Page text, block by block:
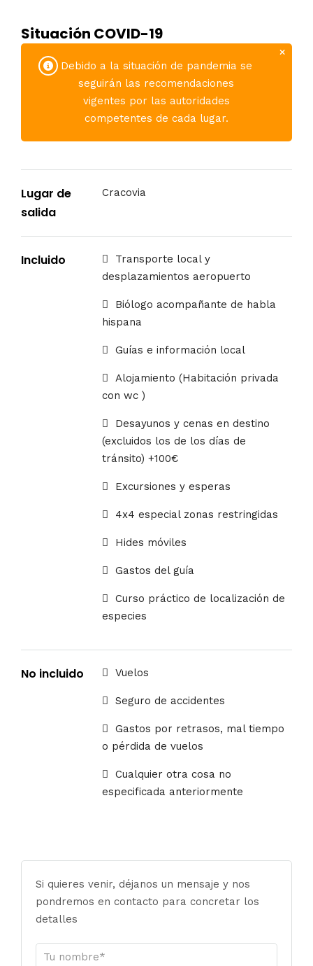
Situación COVID-19
Debido a la situación de pandemia se
seguirán las recomendaciones
vigentes por las autoridades
competentes de cada lugar.
Lugar de
salida
Cracovia
Incluido
Transporte local y
desplazamientos aeropuerto
Biólogo acompañante de habla
hispana
Guías e información local
Alojamiento (Habitación privada
con wc )
Desayunos y cenas en destino
(excluidos los de los días de
tránsito) +100€
Excursiones y esperas
4x4 especial zonas restringidas
Hides móviles
Gastos del guía
Curso práctico de localización de
especies
No incluido Vuelos
Seguro de accidentes
Gastos por retrasos, mal tiempo
o pérdida de vuelos
Cualquier otra cosa no
especificada anteriormente
Si quieres venir, déjanos un mensaje y nos
pondremos en contacto para concretar los
detalles